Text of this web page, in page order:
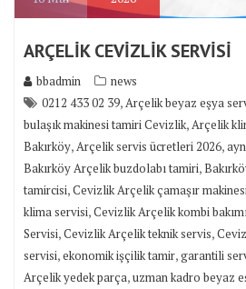
ARÇELİK CEVİZLİK SERVİSİ
bbadmin
news
0212 433 02 39,Arçelik beyaz eşya
bulaşık makinesi tamiri Cevizlik,Arçelik
Bakırköy,Arçelik servis ücretleri 2026,
Bakırköy Arçelik buzdolabı tamiri,
tamircisi,Cevizlik Arçelik çamaşır
klima servisi,Cevizlik Arçelik kombi
Servisi,Cevizlik Arçelik teknik servis,
servisi,ekonomik işçilik tamir,garantili
Arçelik yedek parça,uzman kadro beyaz